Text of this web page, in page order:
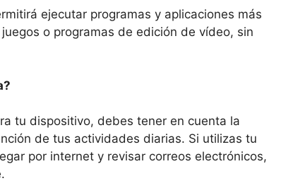
ejecutar programas y aplicaciones más
o programas de edición de vídeo, sin
tu dispositivo, debes tener en cuenta la
de tus actividades diarias. Si utilizas tu
por internet y revisar correos electrónicos,